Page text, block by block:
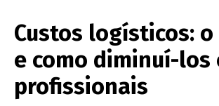
Custos logísticos: o
e como diminuí-los
profissionais